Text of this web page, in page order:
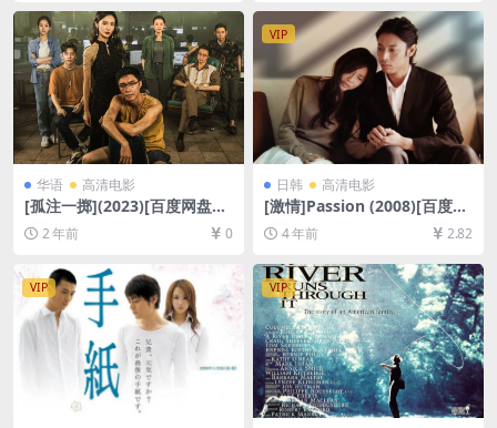
华语 高清电影
[孤注一掷](2023)[百度网盘
+夸克网盘1080P超清未删减
资源][网盘在线播放/下载][MP
2 年前 0
VIP
日韩 高清电影
[激情]Passion (2008)[百度网
盘+迅雷云盘资源1080P超清
未删减][MP4/7.3GB][日语中
字]
4 年前 2.82
VIP VIP